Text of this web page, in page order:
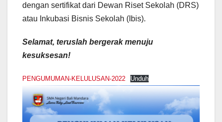
dengan sertifikat dari Dewan Riset Sekolah (DRS)
atau Inkubasi Bisnis Sekolah (Ibis).
Selamat, teruslah bergerak menuju
kesuksesan!
PENGUMUMAN-KELULUSAN-2022 Unduh